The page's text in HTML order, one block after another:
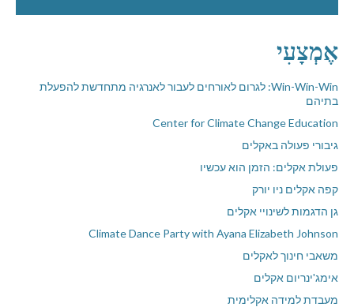
אֶמְצָעִי
Win-Win-Win: לגרום לאורחים לעבור לאנרגיה מתחדשת להפעלת
בתיהם
Center for Climate Change Education
גיבורי פעולה באקלים
פעולת אקלים: הזמן הוא עכשיו
קפה אקלים ניו יורק
גן הדגמות לשינויי אקלים
Climate Dance Party with Ayana Elizabeth Johnson
משאבי חינוך לאקלים
אימג'ינריום אקלים
מעבדת למידה אקלימית